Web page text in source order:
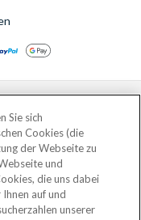
- 2026
2 Lower Mortlake Road,
2JA.
Tickets LTD, who are
3427114 and 3427117.
and VAT Number
Sie sich
Cookies (die
der Webseite zu
und
die uns dabei
auf und
unserer